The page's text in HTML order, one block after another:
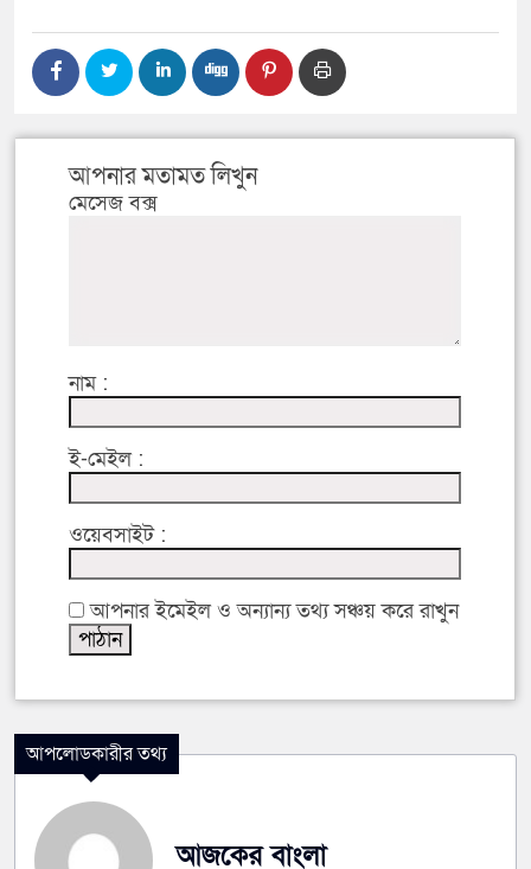
আপনার মতামত লিখুন
মেসেজ বক্স
নাম :
ই-মেইল :
ওয়েবসাইট :
আপনার ইমেইল ও অন্যান্য তথ্য সঞ্চয় করে রাখুন
আপলোডকারীর তথ্য
আজকের বাংলা